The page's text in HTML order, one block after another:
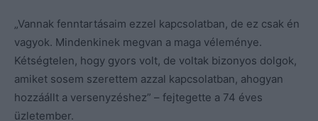
„Vannak fenntartásaim ezzel kapcsolatban, de ez csak én
vagyok. Mindenkinek megvan a maga véleménye.
Kétségtelen, hogy gyors volt, de voltak bizonyos dolgok,
amiket sosem szerettem azzal kapcsolatban, ahogyan
hozzáállt a versenyzéshez” – fejtegette a 74 éves
üzletember.